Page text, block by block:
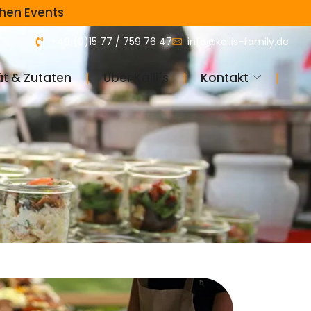
Events
+49 (0)15 77 / 759 76 47 info@kallis-family.de
& Zutaten ❘ Über Kalli´s ❘ Kontakt ❘